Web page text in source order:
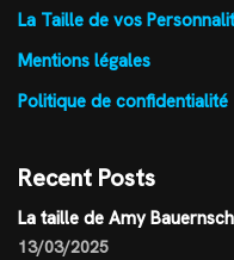
La Taille de vos
Mentions légales
Politique de confidentialité
Recent Posts
La taille de Amy
13/03/2025